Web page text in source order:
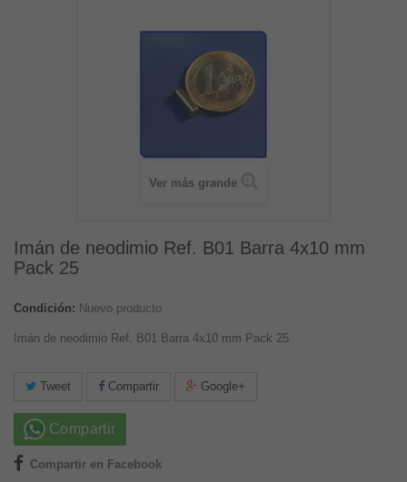
Ver más grande
Imán de neodimio Ref. B01 Barra 4x10 mm
Pack 25
Condición: Nuevo producto
Imán de neodimio Ref. B01 Barra 4x10 mm Pack 25
Tweet Compartir Google+
Compartir
Compartir en Facebook